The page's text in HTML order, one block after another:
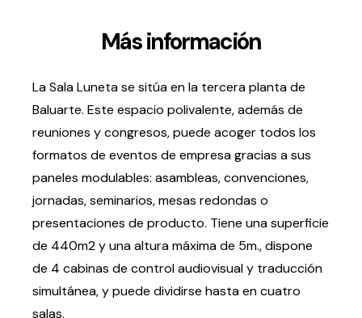
Suscríbete a la newsletter
Histórico
Organiza
Espacios
Tour Virtual
Servicios
Organizar evento
Más información
La Sala Luneta se sitúa en la tercera planta de
Baluarte. Este espacio polivalente, además de
reuniones y congresos, puede acoger todos los
formatos de eventos de empresa gracias a sus
paneles modulables: asambleas, convenciones,
jornadas, seminarios, mesas redondas o
presentaciones de producto. Tiene una superficie
de 440m2 y una altura máxima de 5m., dispone
de 4 cabinas de control audiovisual y traducción
simultánea, y puede dividirse hasta en cuatro
salas.